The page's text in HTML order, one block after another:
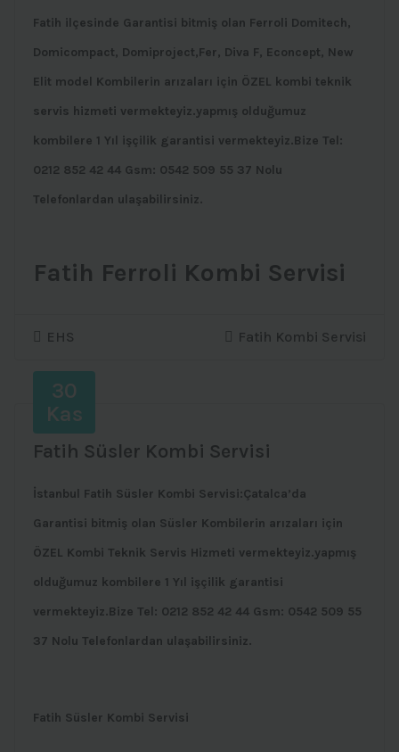
Fatih ilçesinde Garantisi bitmiş olan Ferroli Domitech,
Domicompact, Domiproject,Fer, Diva F, Econcept, New
Elit model Kombilerin arızaları için ÖZEL kombi teknik
servis hizmeti vermekteyiz.yapmış olduğumuz
kombilere 1 Yıl işçilik garantisi vermekteyiz.Bize Tel:
0212 852 42 44 Gsm: 0542 509 55 37 Nolu
Telefonlardan ulaşabilirsiniz.
Fatih Ferroli Kombi Servisi
EHS Fatih Kombi Servisi
30
Kas
Fatih Süsler Kombi Servisi
İstanbul Fatih Süsler Kombi Servisi:Çatalca’da
Garantisi bitmiş olan Süsler Kombilerin arızaları için
ÖZEL Kombi Teknik Servis Hizmeti vermekteyiz.yapmış
olduğumuz kombilere 1 Yıl işçilik garantisi
vermekteyiz.Bize Tel: 0212 852 42 44 Gsm: 0542 509 55
37 Nolu Telefonlardan ulaşabilirsiniz.
Fatih Süsler Kombi Servisi